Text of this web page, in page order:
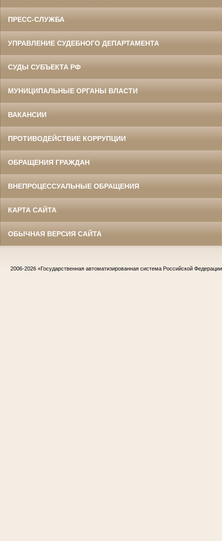
ПРЕСС-СЛУЖБА
УПРАВЛЕНИЕ СУДЕБНОГО ДЕПАРТАМЕНТА
СУДЫ СУБЪЕКТА РФ
МУНИЦИПАЛЬНЫЕ ОРГАНЫ ВЛАСТИ
ВАКАНСИИ
ПРОТИВОДЕЙСТВИЕ КОРРУПЦИИ
ОБРАЩЕНИЯ ГРАЖДАН
ВНЕПРОЦЕССУАЛЬНЫЕ ОБРАЩЕНИЯ
КАРТА САЙТА
ОБЫЧНАЯ ВЕРСИЯ САЙТА
2006-2026 «Государственная автоматизированная система Российской